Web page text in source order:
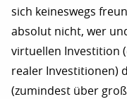
sich keineswegs
absolut nicht, wer
virtuellen Investition
realer Investitionen)
(zumindest über